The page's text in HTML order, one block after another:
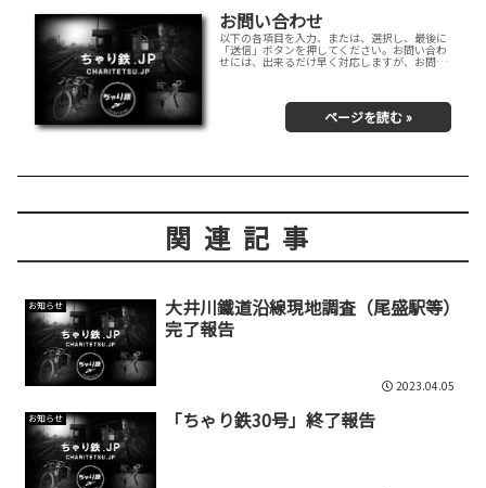
お問い合わせ
以下の各項目を入力、または、選択し、最後に
「送信」ボタンを押してください。お問い合わ
せには、出来るだけ早く対応しますが、お問い
関連記事
お知らせ
大井川鐵道沿線現地調査（尾盛駅等）
完了報告
2023.04.05
お知らせ 「ちゃり鉄30号」終了報告